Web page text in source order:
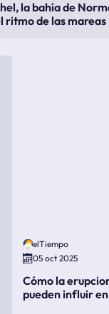
la bahía de
ritmo de las mareas
elTiempo
05 oct 2025
Cómo la
pueden influir